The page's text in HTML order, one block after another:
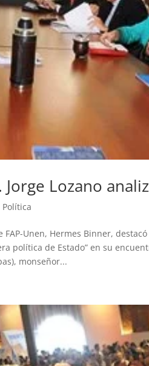
Lozano
Política
Unen, Hermes Binner,
política de Estado” en su
monseñor...